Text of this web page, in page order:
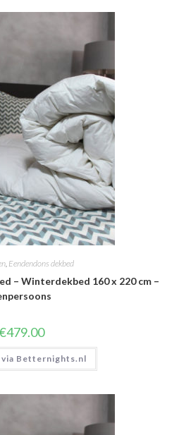
, Eendendons dekbed
– Winterdekbed 160 x 220 cm –
479.00
Betternights.nl